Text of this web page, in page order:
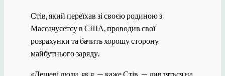
Стів, який переїхав зі своєю родиною з
Массачусетсу в США, проводив свої
розрахунки та бачить хорошу сторону
майбутнього заряду.
«Дешеві люди, як я, — каже Стів, — дивляться на